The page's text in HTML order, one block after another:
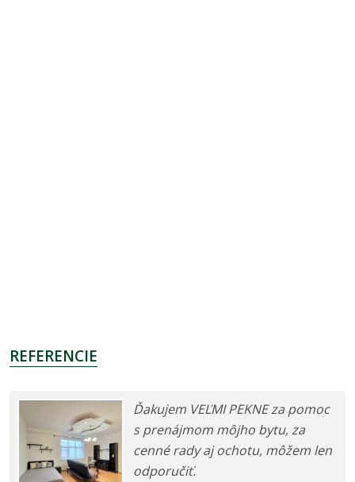
REFERENCIE
Ďakujem VEĽMI PEKNE za pomoc
s prenájmom môjho bytu, za
cenné rady aj ochotu, môžem len
odporučiť.